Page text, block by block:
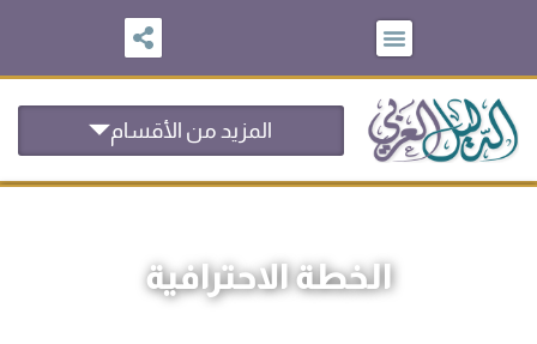
المحتوى
المزيد من الأقسام
الخطة الاحترافية